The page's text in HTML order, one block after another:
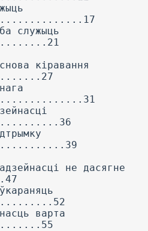
служыць
кіравання
не дасягне
варта